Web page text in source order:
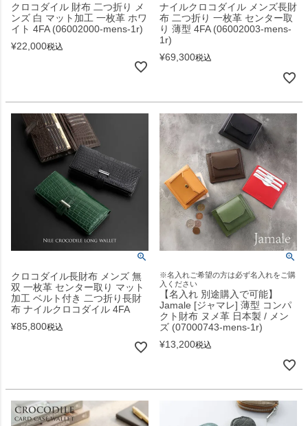
クロコダイル 財布 二つ折り メ
ンズ 白 マット加工 一枚革 ホワ
イト 4FA (06002000-mens-1r)
¥22,000税込
ナイルクロコダイル メンズ長財
布 二つ折り 一枚革 センター取
り 薄型 4FA (06002003-mens-
1r)
¥69,300税込
クロコダイル長財布 メンズ 無
双 一枚革 センター取り マット
加工 ベルト付き 二つ折り長財
布 ナイルクロコダイル 4FA
¥85,800税込
※名入れご希望の方は必ず名入れをご購
入ください
【名入れ 別途購入で可能】
Jamale [ジャマレ] 薄型 コンパ
クト財布 ヌメ革 日本製 / メン
ズ (07000743-mens-1r)
¥13,200税込